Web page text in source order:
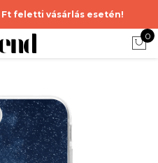
Ft feletti vásárlás esetén!
0